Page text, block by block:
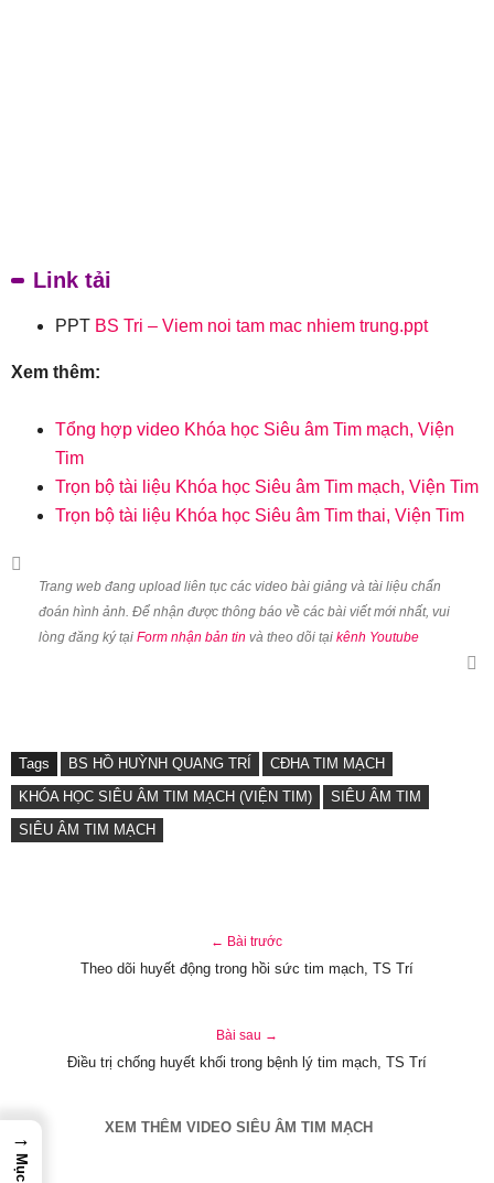
Link tải
PPT BS Tri – Viem noi tam mac nhiem trung.ppt
Xem thêm:
Tổng hợp video Khóa học Siêu âm Tim mạch, Viện
Tim
Trọn bộ tài liệu Khóa học Siêu âm Tim mạch, Viện Tim
Trọn bộ tài liệu Khóa học Siêu âm Tim thai, Viện Tim
Trang web đang upload liên tục các video bài giảng và tài liệu chẩn
đoán hình ảnh. Để nhận được thông báo về các bài viết mới nhất, vui
lòng đăng ký tại Form nhận bản tin và theo dõi tại kênh Youtube
Tags BS HỒ HUỲNH QUANG TRÍ
CĐHA TIM MẠCH
KHÓA HỌC SIÊU ÂM TIM MẠCH (VIỆN TIM)
SIÊU ÂM TIM
SIÊU ÂM TIM MẠCH
← Bài trước
Theo dõi huyết động trong hồi sức tim mạch, TS Trí
Bài sau →
Điều trị chống huyết khối trong bệnh lý tim mạch, TS Trí
XEM THÊM VIDEO SIÊU ÂM TIM MẠCH
→